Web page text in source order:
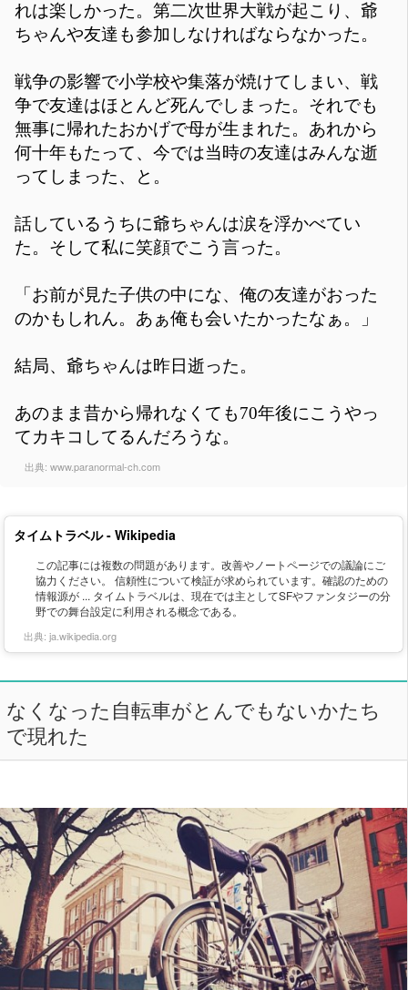
れは楽しかった。第二次世界大戦が起こり、爺
ちゃんや友達も参加しなければならなかった。
戦争の影響で小学校や集落が焼けてしまい、戦
争で友達はほとんど死んでしまった。それでも
無事に帰れたおかげで母が生まれた。あれから
何十年もたって、今では当時の友達はみんな逝
ってしまった、と。
話しているうちに爺ちゃんは涙を浮かべてい
た。そして私に笑顔でこう言った。
「お前が見た子供の中にな、俺の友達がおった
のかもしれん。あぁ俺も会いたかったなぁ。」
結局、爺ちゃんは昨日逝った。
あのまま昔から帰れなくても70年後にこうやっ
てカキコしてるんだろうな。
出典: www.paranormal-ch.com
タイムトラベル - Wikipedia
この記事には複数の問題があります。改善やノートページでの議論にご
協力ください。 信頼性について検証が求められています。確認のための
情報源が ... タイムトラベルは、現在では主としてSFやファンタジーの分
野での舞台設定に利用される概念である。
出典: ja.wikipedia.org
なくなった自転車がとんでもないかたち
で現れた